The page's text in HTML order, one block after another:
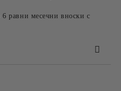
6 равни месечни вноски с